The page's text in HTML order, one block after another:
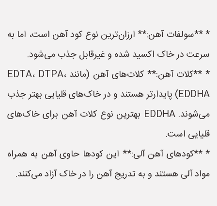
* **سولفات آهن:** ارزان‌ترین نوع کود آهن است، اما به
سرعت در خاک اکسید شده و غیرقابل جذب می‌شود.
* **کلات آهن:** کلات‌های آهن (مانند EDTA، DTPA،
EDDHA) پایدارتر هستند و در خاک‌های قلیایی بهتر جذب
می‌شوند. EDDHA بهترین نوع کلات آهن برای خاک‌های
قلیایی است.
* **کودهای آهن آلی:** این کودها حاوی آهن به همراه
مواد آلی هستند و به تدریج آهن را در خاک آزاد می‌کنند.